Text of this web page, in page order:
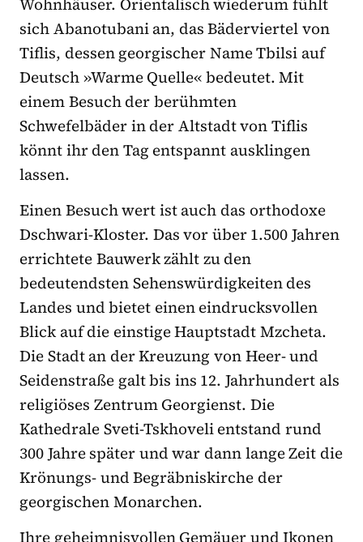
sich Abanotubani an, das Bäderviertel von
Tiflis, dessen georgischer Name Tbilsi auf
Deutsch »Warme Quelle« bedeutet. Mit
einem Besuch der berühmten
Schwefelbäder in der Altstadt von Tiflis
könnt ihr den Tag entspannt ausklingen
lassen.
Einen Besuch wert ist auch das orthodoxe
Dschwari-Kloster. Das vor über 1.500 Jahren
errichtete Bauwerk zählt zu den
bedeutendsten Sehenswürdigkeiten des
Landes und bietet einen eindrucksvollen
Blick auf die einstige Hauptstadt Mzcheta.
Die Stadt an der Kreuzung von Heer- und
Seidenstraße galt bis ins 12. Jahrhundert als
religiöses Zentrum Georgienst. Die
Kathedrale Sveti-Tskhoveli entstand rund
300 Jahre später und war dann lange Zeit die
Krönungs- und Begräbniskirche der
georgischen Monarchen.
Ihre geheimnisvollen Gemäuer und Ikonen